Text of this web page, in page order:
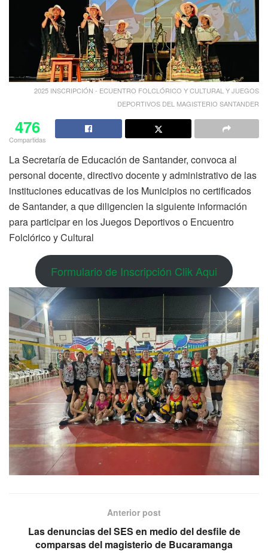
2025 INSCRIPCIÓN - ECUENTRO FOLCLÓRICO Y CULTURAL Y JUEGOS
DEPORTIVOS DEL MAGISTERIO SANTANDER
476
Compartidas
La Secretaría de Educación de Santander, convoca al
personal docente, directivo docente y administrativo de las
instituciones educativas de los Municipios no certificados
de Santander, a que diligencien la siguiente información
para participar en los Juegos Deportivos o Encuentro
Folclórico y Cultural
Formulario de Inscripción Clik Aqui
Anterior post
Las denuncias del SES en medio del desfile de
comparsas del magisterio de Bucaramanga